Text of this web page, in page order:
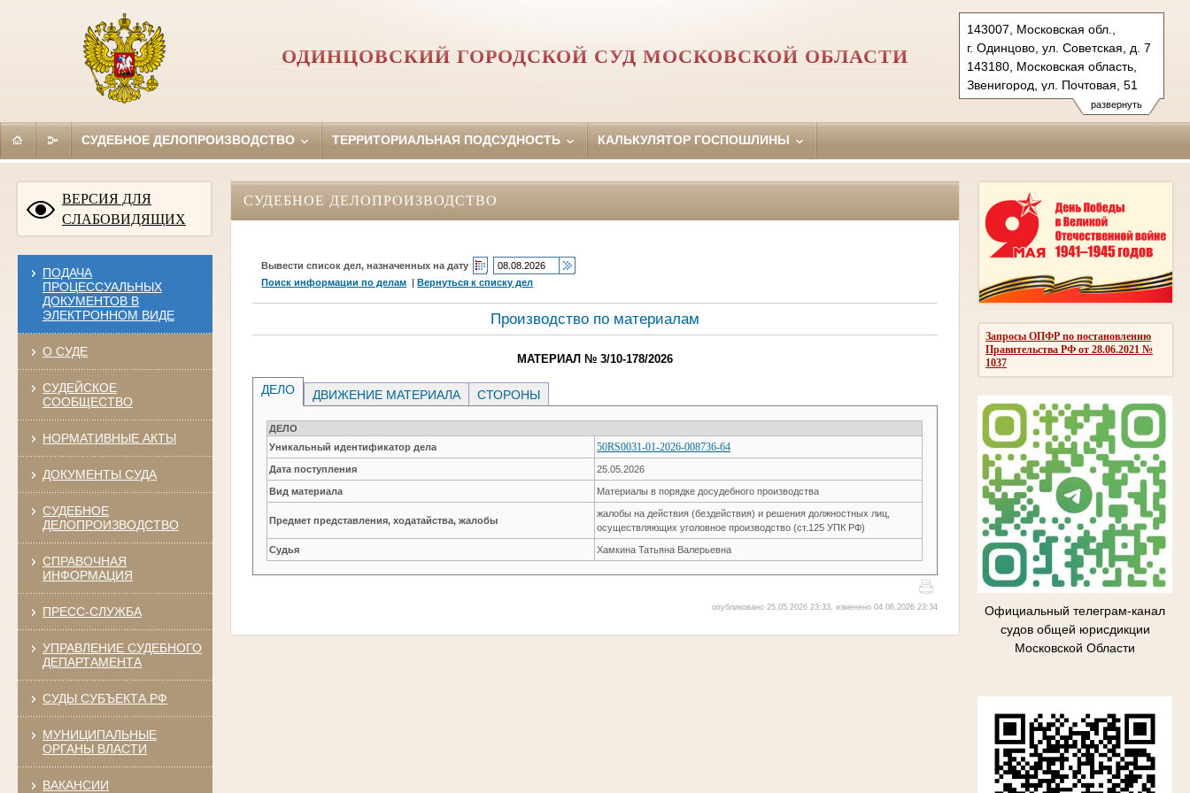
развернуть
143007, Московская обл.,
г. Одинцово, ул. Советская, д. 7
143180, Московская область,
Звенигород, ул. Почтовая, 51
Тел.: (495)590-74-76 (гр.)
593-56-20 (уг.)
697 13 27 (кас канц.)
показать на карте
ОДИНЦОВСКИЙ ГОРОДСКОЙ СУД МОСКОВСКОЙ ОБЛАСТИ
СУДЕБНОЕ ДЕЛОПРОИЗВОДСТВО ТЕРРИТОРИАЛЬНАЯ ПОДСУДНОСТЬ КАЛЬКУЛЯТОР ГОСПОШЛИНЫ
ВЕРСИЯ ДЛЯ
СЛАБОВИДЯЩИХ
ПОДАЧА
ПРОЦЕССУАЛЬНЫХ
ДОКУМЕНТОВ В
ЭЛЕКТРОННОМ ВИДЕ
О СУДЕ
СУДЕЙСКОЕ
СООБЩЕСТВО
НОРМАТИВНЫЕ АКТЫ
ДОКУМЕНТЫ СУДА
СУДЕБНОЕ
ДЕЛОПРОИЗВОДСТВО
СПРАВОЧНАЯ
ИНФОРМАЦИЯ
ПРЕСС-СЛУЖБА
УПРАВЛЕНИЕ СУДЕБНОГО
ДЕПАРТАМЕНТА
СУДЫ СУБЪЕКТА РФ
МУНИЦИПАЛЬНЫЕ
ОРГАНЫ ВЛАСТИ
ВАКАНСИИ
Запросы ОПФР по постановлению
Правительства РФ от 28.06.2021 №
1037
Официальный телеграм-канал
судов общей юрисдикции
Московской Области
СУДЕБНОЕ ДЕЛОПРОИЗВОДСТВО
Вывести список дел, назначенных на дату
Поиск информации по делам |Вернуться к списку дел
Производство по материалам
МАТЕРИАЛ № 3/10-178/2026
ДЕЛО ДВИЖЕНИЕ МАТЕРИАЛА СТОРОНЫ
ДЕЛО
Уникальный идентификатор дела
50RS0031-01-2026-008736-64
Дата поступления 25.05.2026
Вид материала Материалы в порядке досудебного производства
Предмет представления, ходатайства, жалобы
жалобы на действия (бездействия) и решения должностных лиц,
осуществляющих уголовное производство (ст.125 УПК РФ)
Судья Хамкина Татьяна Валерьевна
опубликовано 25.05.2026 23:33, изменено 04.08.2026 23:34